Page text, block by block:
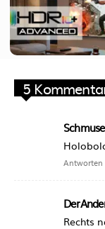
5
Antworten
Rechts